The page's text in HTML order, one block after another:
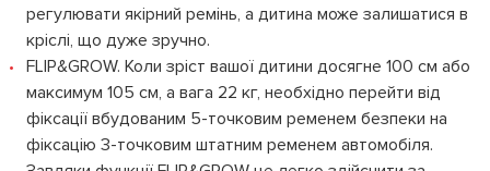
регулювати якірний ремінь, а дитина може залишатися в
кріслі, що дуже зручно.
FLIP&GROW. Коли зріст вашої дитини досягне 100 см або
максимум 105 см, а вага 22 кг, необхідно перейти від
фіксації вбудованим 5-точковим ременем безпеки на
фіксацію 3-точковим штатним ременем автомобіля.